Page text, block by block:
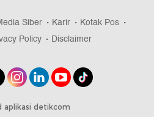
Siber Karir
Kotak Pos
Policy Disclaimer
aplikasi detikcom